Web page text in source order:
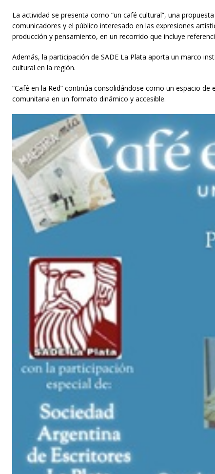
La actividad se presenta como “un café cultural”, una
comunicadores y el público interesado en las expresiones
producción y pensamiento, en un recorrido que incluye
Además, la participación de SADE La Plata aporta un marco
cultural en la región.
“Café en la Red” continúa consolidándose como un espacio
comunitaria en un formato dinámico y accesible.